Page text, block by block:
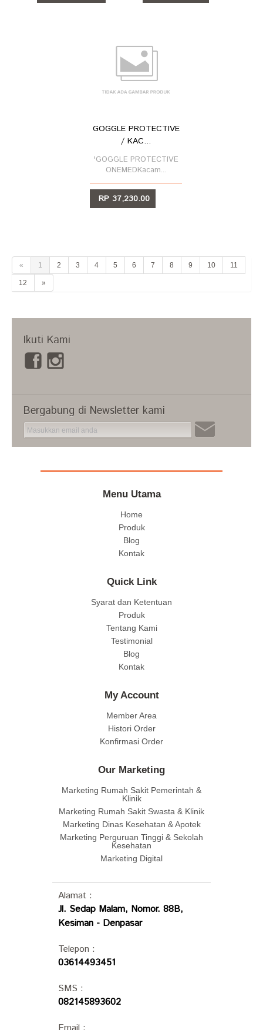
GOGGLE PROTECTIVE
/ KAC...
'GOGGLE PROTECTIVE
ONEMEDKacam...
RP 37,230.00
« 1 2 3 4 5 6 7 8 9 10 11
12 »
Ikuti Kami
Bergabung di Newsletter kami
Menu Utama
Home
Produk
Blog
Kontak
Quick Link
Syarat dan Ketentuan
Produk
Tentang Kami
Testimonial
Blog
Kontak
My Account
Member Area
Histori Order
Konfirmasi Order
Our Marketing
Marketing Rumah Sakit Pemerintah &
Klinik
Marketing Rumah Sakit Swasta & Klinik
Marketing Dinas Kesehatan & Apotek
Marketing Perguruan Tinggi & Sekolah
Kesehatan
Marketing Digital
Alamat :
Jl. Sedap Malam, Nomor. 88B,
Kesiman - Denpasar
Telepon :
03614493451
SMS :
082145893602